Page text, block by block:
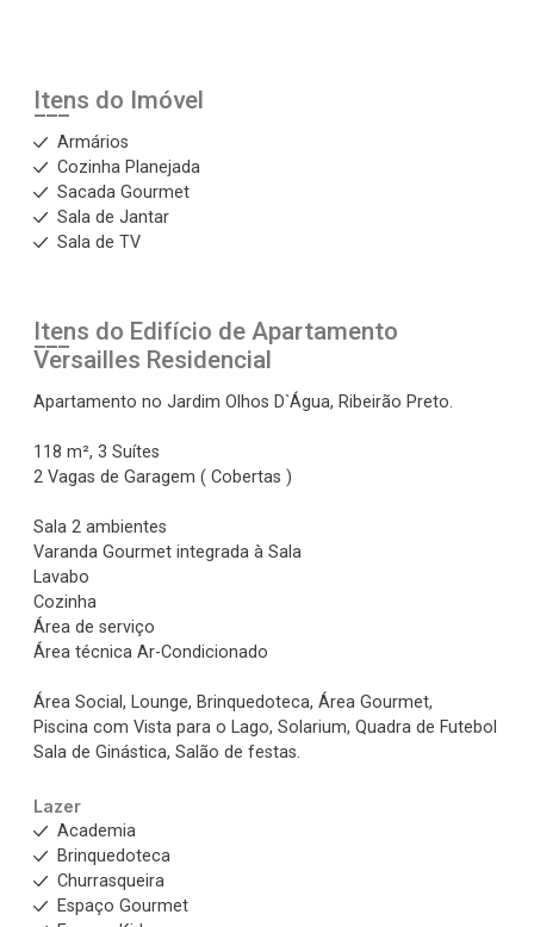
Itens do Imóvel
Armários
Cozinha Planejada
Sacada Gourmet
Sala de Jantar
Sala de TV
Itens do Edifício de Apartamento
Versailles Residencial
Apartamento no Jardim Olhos D`Água, Ribeirão Preto.
118 m², 3 Suítes
2 Vagas de Garagem ( Cobertas )
Sala 2 ambientes
Varanda Gourmet integrada à Sala
Lavabo
Cozinha
Área de serviço
Área técnica Ar-Condicionado
Área Social, Lounge, Brinquedoteca, Área Gourmet,
Piscina com Vista para o Lago, Solarium, Quadra de Futebol
Sala de Ginástica, Salão de festas.
Lazer
Academia
Brinquedoteca
Churrasqueira
Espaço Gourmet